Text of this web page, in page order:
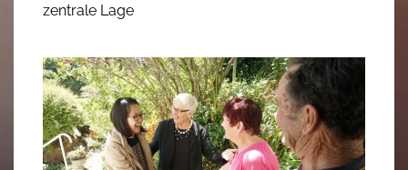
zentrale Lage